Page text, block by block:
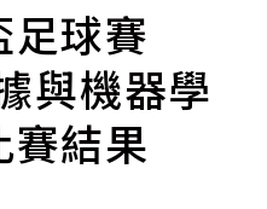
足球賽
與機器學
賽結果